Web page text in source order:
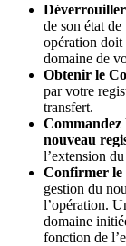
de son état
opération doit
domaine de
Obtenir le
par votre
transfert.
Commandez
nouveau
l’extension
Confirmer le
gestion du
l’opération.
domaine
fonction de